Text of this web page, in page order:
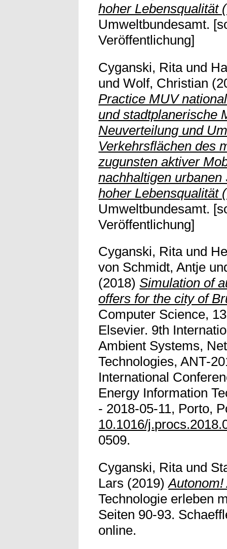
hoher Lebensqualität
Umweltbundesamt.
Veröffentlichung]
Cyganski, Ritaund
undWolf, Christian
Practice MUV
und stadtplanerische
Neuverteilung und
Verkehrsflächen des
zugunsten aktiver
nachhaltigen
hoher Lebensqualität
Umweltbundesamt.
Veröffentlichung]
Cyganski, Ritaund
von Schmidt, Antje
(2018)Simulation of
offers for the city of
Computer Science,
Elsevier. 9th
Ambient Systems,
Technologies, ANT-
International
Energy Information
- 2018-05-11, Porto,
10.1016/
0509.
Cyganski, Ritaund
Lars (2019)
Technologie erleben
Seiten 90-93.
online.